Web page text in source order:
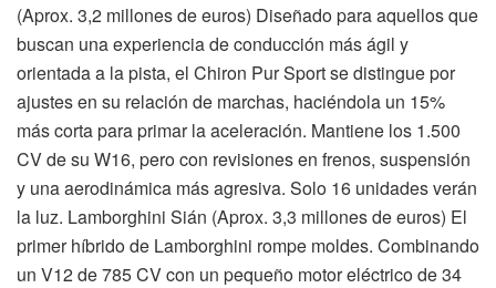
(Aprox. 3,2 millones de euros) Diseñado para aquellos que
buscan una experiencia de conducción más ágil y
orientada a la pista, el Chiron Pur Sport se distingue por
ajustes en su relación de marchas, haciéndola un 15%
más corta para primar la aceleración. Mantiene los 1.500
CV de su W16, pero con revisiones en frenos, suspensión
y una aerodinámica más agresiva. Solo 16 unidades verán
la luz. Lamborghini Sián (Aprox. 3,3 millones de euros) El
primer híbrido de Lamborghini rompe moldes. Combinando
un V12 de 785 CV con un pequeño motor eléctrico de 34